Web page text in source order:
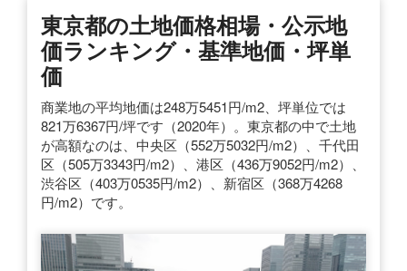
東京都の土地価格相場・公示地
価ランキング・基準地価・坪単
価
商業地の平均地価は248万5451円/m2、坪単位では
821万6367円/坪です（2020年）。東京都の中で土地
が高額なのは、中央区（552万5032円/m2）、千代田
区（505万3343円/m2）、港区（436万9052円/m2）、
渋谷区（403万0535円/m2）、新宿区（368万4268
円/m2）です。